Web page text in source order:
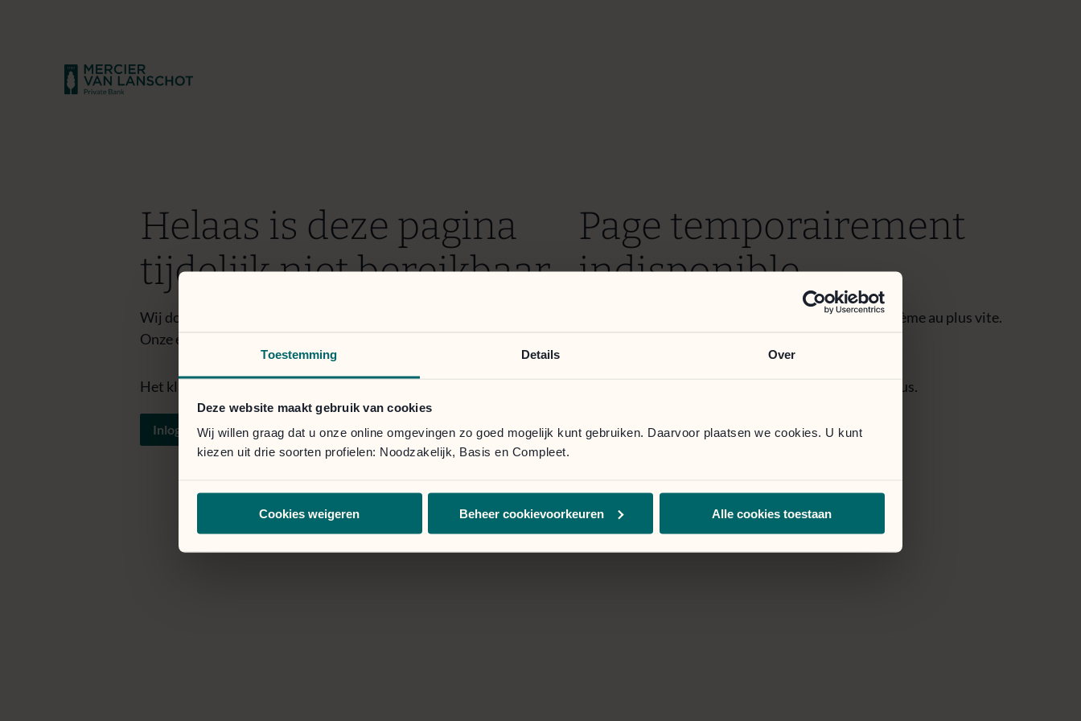
Toestemming Details Over
Deze website maakt gebruik van cookies
Wij willen graag dat u onze online omgevingen zo goed mogelijk kunt gebruiken. Daarvoor plaatsen we cookies. U kunt
kiezen uit drie soorten profielen: Noodzakelijk, Basis en Compleet.
Cookies weigeren Beheer cookievoorkeuren Alle cookies toestaan
Helaas is deze pagina
tijdelijk niet bereikbaar.
Wij doen er alles aan om het probleem zo snel mogelijk te verhelpen.
Onze excuses voor het ongemak.
Het klantportaal is toegankelijk via de onderstaande knop.
Inloggen
Page temporairement
indisponible.
Nous mettons tout en œuvre pour résoudre le problème au plus vite.
Le portail client est accessible via le bouton ci-dessous.
Se connecter